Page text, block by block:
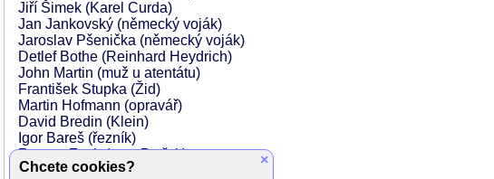
Jiří Šimek (Karel Curda)
Jan Jankovský (německý voják)
Jaroslav Pšenička (německý voják)
Detlef Bothe (Reinhard Heydrich)
John Martin (muž u atentátu)
František Stupka (Žid)
Martin Hofmann (opravář)
David Bredin (Klein)
Igor Bareš (řezník)
Roman Zach (otec Petřek)
Andrej Polák (Jaroslav Švarc)
×
Chcete cookies?